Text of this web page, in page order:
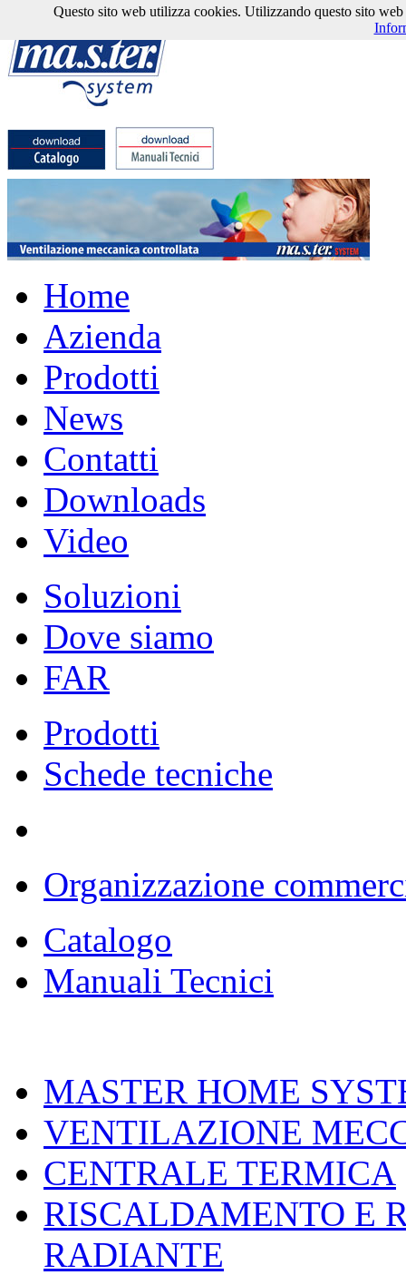
Home
Azienda
Prodotti
News
Contatti
Downloads
Video
Soluzioni
Dove siamo
FAR
Prodotti
Schede tecniche
Organizzazione
Catalogo
Manuali Tecnici
MASTER HOME
VENTILAZIONE
CENTRALE TERMICA
RISCALDAMENTO E
RADIANTE
Questo sito web utilizza cookies. Utilizzando questo sito